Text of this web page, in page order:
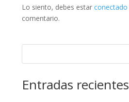
Lo siento, debes estar conectado
comentario.
Entradas recientes